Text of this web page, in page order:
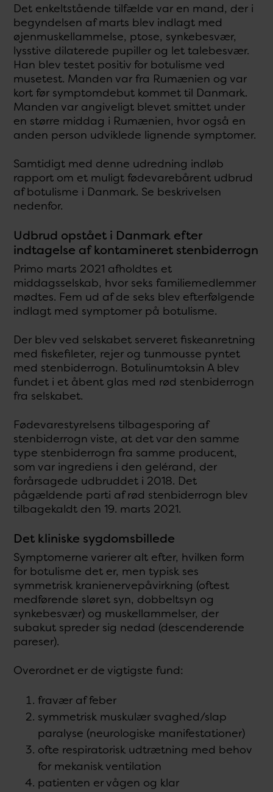
Det enkeltstående tilfælde var en mand, der i
begyndelsen af marts blev indlagt med
øjenmuskellammelse, ptose, synkebesvær,
lysstive dilaterede pupiller og let talebesvær.
Han blev testet positiv for botulisme ved
musetest. Manden var fra Rumænien og var
kort før symptomdebut kommet til Danmark.
Manden var angiveligt blevet smittet under
en større middag i Rumænien, hvor også en
anden person udviklede lignende symptomer.
Samtidigt med denne udredning indløb
rapport om et muligt fødevarebårent udbrud
af botulisme i Danmark. Se beskrivelsen
nedenfor.
Udbrud opstået i Danmark efter
indtagelse af kontamineret stenbiderrogn
Primo marts 2021 afholdtes et
middagsselskab, hvor seks familiemedlemmer
mødtes. Fem ud af de seks blev efterfølgende
indlagt med symptomer på botulisme.
Der blev ved selskabet serveret fiskeanretning
med fiskefileter, rejer og tunmousse pyntet
med stenbiderrogn. Botulinumtoksin A blev
fundet i et åbent glas med rød stenbiderrogn
fra selskabet.
Fødevarestyrelsens tilbagesporing af
stenbiderrogn viste, at det var den samme
type stenbiderrogn fra samme producent,
som var ingrediens i den gelérand, der
forårsagede udbruddet i 2018. Det
pågældende parti af rød stenbiderrogn blev
tilbagekaldt den 19. marts 2021.
Det kliniske sygdomsbillede
Symptomerne varierer alt efter, hvilken form
for botulisme det er, men typisk ses
symmetrisk kranienervepåvirkning (oftest
medførende sløret syn, dobbeltsyn og
synkebesvær) og muskellammelser, der
subakut spreder sig nedad (descenderende
pareser).
Overordnet er de vigtigste fund:
fravær af feber
symmetrisk muskulær svaghed/slap
paralyse (neurologiske manifestationer)
ofte respiratorisk udtrætning med behov
for mekanisk ventilation
patienten er vågen og klar